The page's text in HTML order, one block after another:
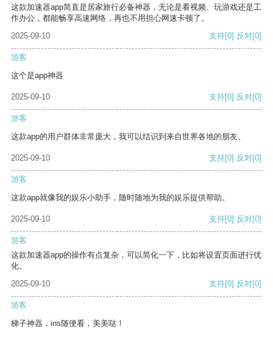
这款加速器app简直是居家旅行必备神器，无论是看视频、玩游戏还是工
作办公，都能畅享高速网络，再也不用担心网速卡顿了。
2025-09-10
支持[0] 反对[0]
游客
这个是app神器
2025-09-10 支持[0] 反对[0]
游客
这款app的用户群体非常庞大，我可以结识到来自世界各地的朋友。
2025-09-10 支持[0] 反对[0]
游客
这款app就像我的娱乐小助手，随时随地为我的娱乐提供帮助。
2025-09-10 支持[0] 反对[0]
游客
这款加速器app的操作有点复杂，可以简化一下，比如将设置页面进行优
化。
2025-09-10
支持[0] 反对[0]
游客
梯子神器，ins随便看，美美哒！